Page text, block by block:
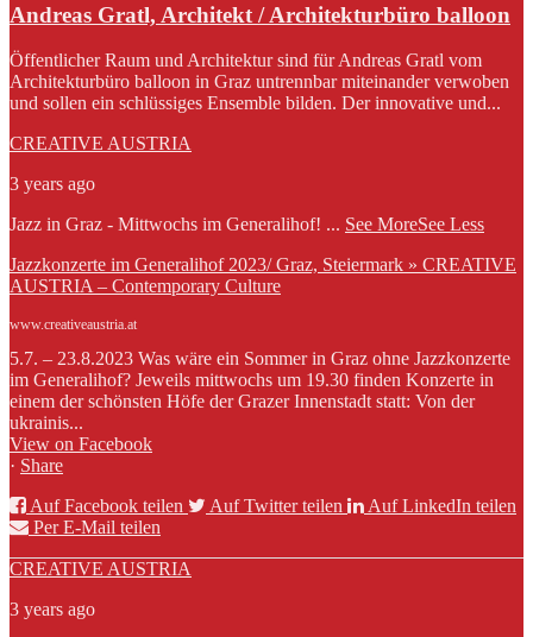
Andreas Gratl, Architekt / Architekturbüro balloon
Öffentlicher Raum und Architektur sind für Andreas Gratl vom
Architekturbüro balloon in Graz untrennbar miteinander verwoben
und sollen ein schlüssiges Ensemble bilden. Der innovative und...
CREATIVE AUSTRIA
3 years ago
Jazz in Graz - Mittwochs im Generalihof! ... See MoreSee Less
Jazzkonzerte im Generalihof 2023/ Graz, Steiermark » CREATIVE
AUSTRIA – Contemporary Culture
www.creativeaustria.at
5.7. – 23.8.2023 Was wäre ein Sommer in Graz ohne Jazzkonzerte
im Generalihof? Jeweils mittwochs um 19.30 finden Konzerte in
einem der schönsten Höfe der Grazer Innenstadt statt: Von der
ukrainis...
View on Facebook
· Share
Auf Facebook teilen
Auf Twitter teilen
Auf LinkedIn teilen
Per E-Mail teilen
CREATIVE AUSTRIA
3 years ago